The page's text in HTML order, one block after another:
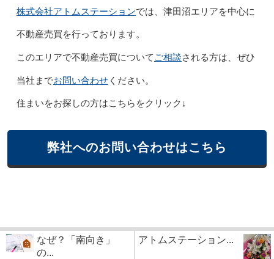
株式会社アトムステーションでは、津田沼エリアを中心に
不動産売買を行っております。
このエリアで不動産売買について ご相談される方は、ぜひ
当社までお問い合わせください。
住まいをお探しの方はこちらをクリック↓
弊社へのお問い合わせはこちら
なぜ？「南向き」
の...
アトムステーション...